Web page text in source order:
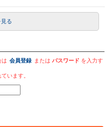
る
は 会員登録 またはパスワード を入力す
います。